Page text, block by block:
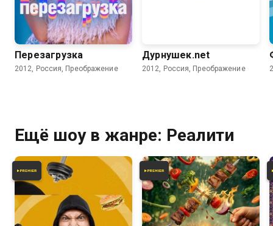
3.9
Перезагрузка
2012, Россия, Преображение
Дурнушек.net
2012, Россия, Преображение
Ещё шоу в жанре: Реалити